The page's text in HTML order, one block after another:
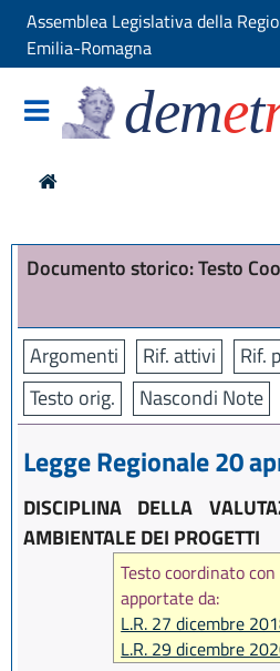
Assemblea Legislativa della
Emilia-Romagna
demet
Documento storico: Testo
Argomenti Rif. attivi Rif.
Testo orig.
Nascondi Note
Legge Regionale 20
DISCIPLINA DELLA
AMBIENTALE DEI PROGETTI
Testo coordinato
apportate da:
L.R. 27 dicembre
L.R. 29 dicembre